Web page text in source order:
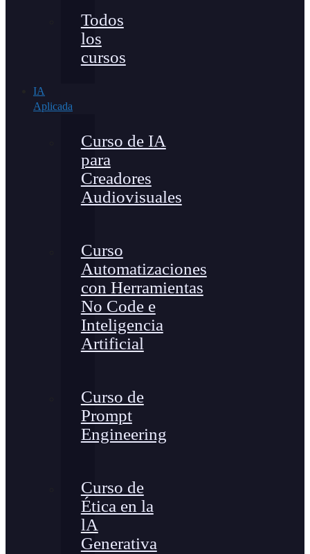
Todos
los
cursos
IA
Aplicada
Curso de IA
para
Creadores
Audiovisuales
Curso
Automatizaciones
con Herramientas
No Code e
Inteligencia
Artificial
Curso de
Prompt
Engineering
Curso de
Ética en la
lA
Generativa